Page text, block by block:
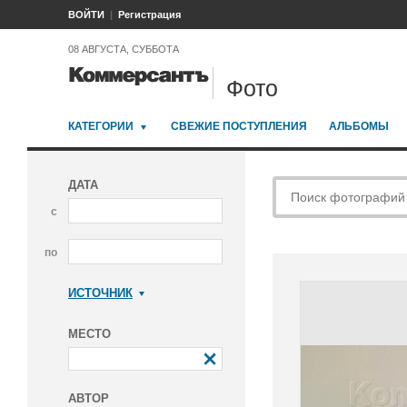
ВОЙТИ Регистрация
08 АВГУСТА, СУББОТА
Фото
КАТЕГОРИИ СВЕЖИЕ ПОСТУПЛЕНИЯ АЛЬБОМЫ
ДАТА
с
по
ИСТОЧНИК
МЕСТО
АВТОР